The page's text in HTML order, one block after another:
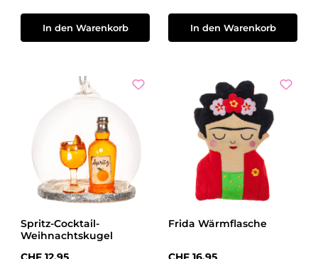
In den Warenkorb In den Warenkorb
Spritz-Cocktail-
Weihnachtskugel
Regulärer Preis:
Frida Wärmflasche
Regulärer Preis: